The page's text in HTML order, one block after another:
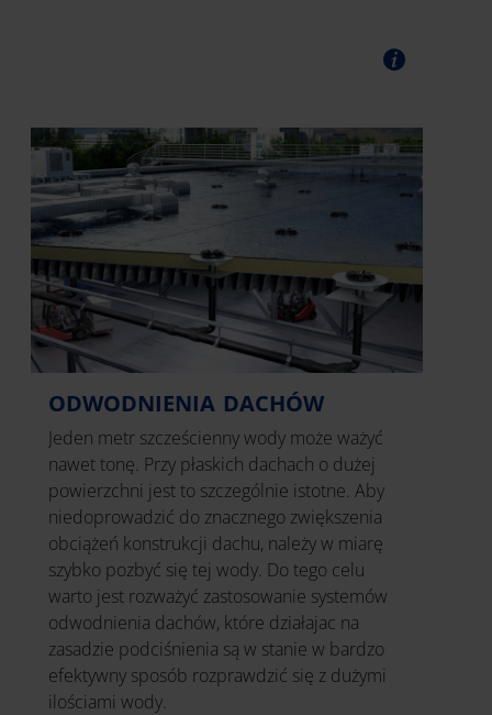
ODWODNIENIA DACHÓW
Jeden metr szcześcienny wody może ważyć
nawet tonę. Przy płaskich dachach o dużej
powierzchni jest to szczególnie istotne. Aby
niedoprowadzić do znacznego zwiększenia
obciążeń konstrukcji dachu, należy w miarę
szybko pozbyć się tej wody. Do tego celu
warto jest rozważyć zastosowanie systemów
odwodnienia dachów, które działajac na
zasadzie podciśnienia są w stanie w bardzo
efektywny sposób rozprawdzić się z dużymi
ilościami wody.